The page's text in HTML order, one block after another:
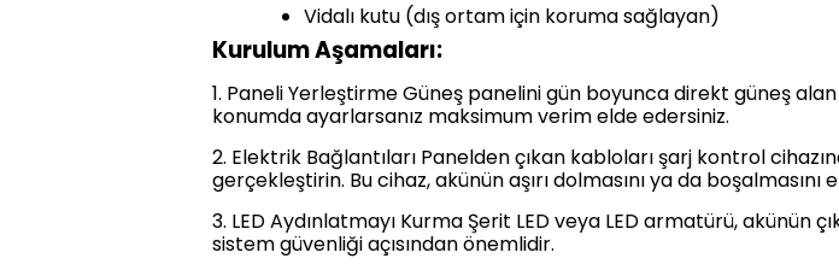
Vidalı kutu (dış ortam için koruma sağlayan)
Kurulum Aşamaları:
1. Paneli Yerleştirme Güneş panelini gün boyunca direkt güneş
konumda ayarlarsanız maksimum verim elde edersiniz.
2. Elektrik Bağlantıları Panelden çıkan kabloları şarj kontrol
gerçekleştirin. Bu cihaz, akünün aşırı dolmasını ya da boşalmasını
3. LED Aydınlatmayı Kurma Şerit LED veya LED armatürü, akünün
sistem güvenliği açısından önemlidir.